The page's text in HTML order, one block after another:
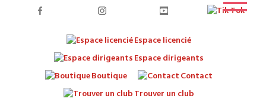
Espace licencié
Espace dirigeants
Boutique
Contact
Trouver un club